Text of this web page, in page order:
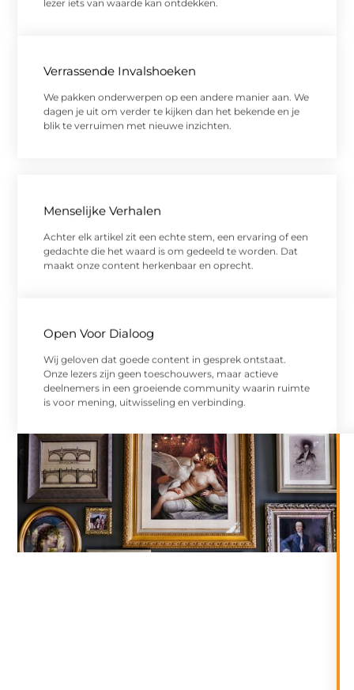
lezer iets van waarde kan ontdekken.
Verrassende Invalshoeken
We pakken onderwerpen op een andere manier aan. We
dagen je uit om verder te kijken dan het bekende en je
blik te verruimen met nieuwe inzichten.
Menselijke Verhalen
Achter elk artikel zit een echte stem, een ervaring of een
gedachte die het waard is om gedeeld te worden. Dat
maakt onze content herkenbaar en oprecht.
Open Voor Dialoog
Wij geloven dat goede content in gesprek ontstaat.
Onze lezers zijn geen toeschouwers, maar actieve
deelnemers in een groeiende community waarin ruimte
is voor mening, uitwisseling en verbinding.